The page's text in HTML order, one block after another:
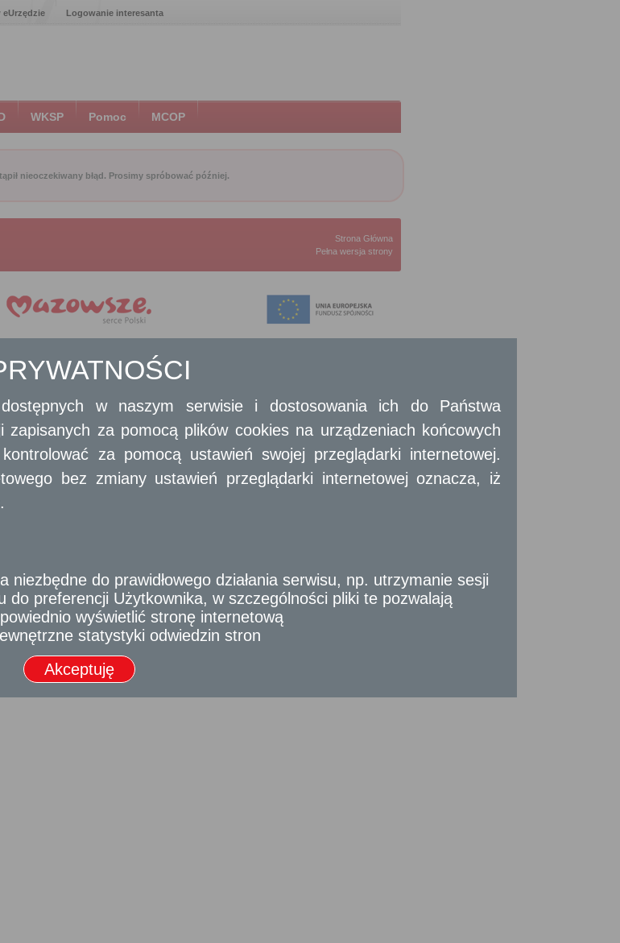
eUrzędzie Logowanie interesanta
WKSP Pomoc MCOP
nieoczekiwany błąd. Prosimy spróbować później.
Strona Główna
Pełna wersja strony
Europejskiego Funduszu Rozwoju Regionalnego w ramach Regionalnego Programu
Województwa Mazowieckiego 2007-2013.
w naszym serwisie i dostosowania ich do Państwa
za pomocą plików cookies na urządzeniach końcowych
za pomocą ustawień swojej przeglądarki internetowej.
bez zmiany ustawień przeglądarki internetowej oznacza, iż
do prawidłowego działania serwisu, np. utrzymanie sesji
do preferencji Użytkownika, w szczególności pliki te pozwalają
wyświetlić stronę internetową
statystyki odwiedzin stron
Akceptuję